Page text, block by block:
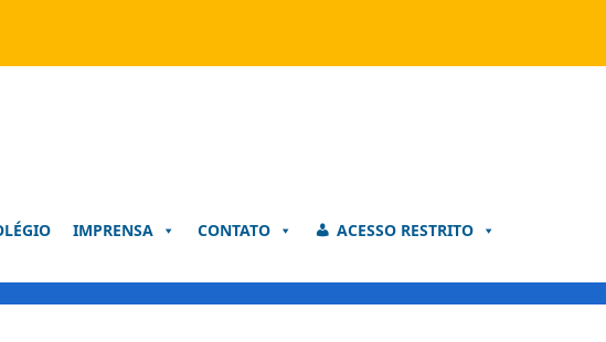
IMPRENSA CONTATO ACESSO RESTRITO